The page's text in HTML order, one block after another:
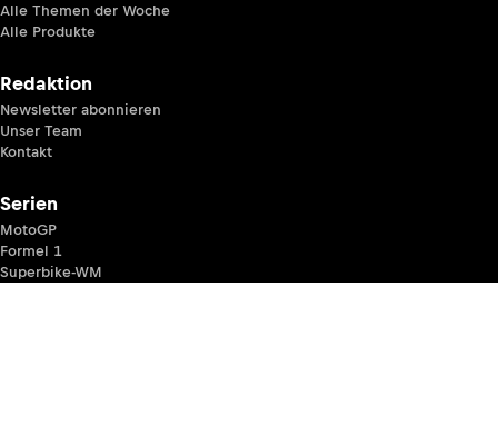
Alle Themen der Woche
Alle Produkte
Redaktion
Newsletter abonnieren
Unser Team
Kontakt
Serien
MotoGP
Formel 1
Superbike-WM